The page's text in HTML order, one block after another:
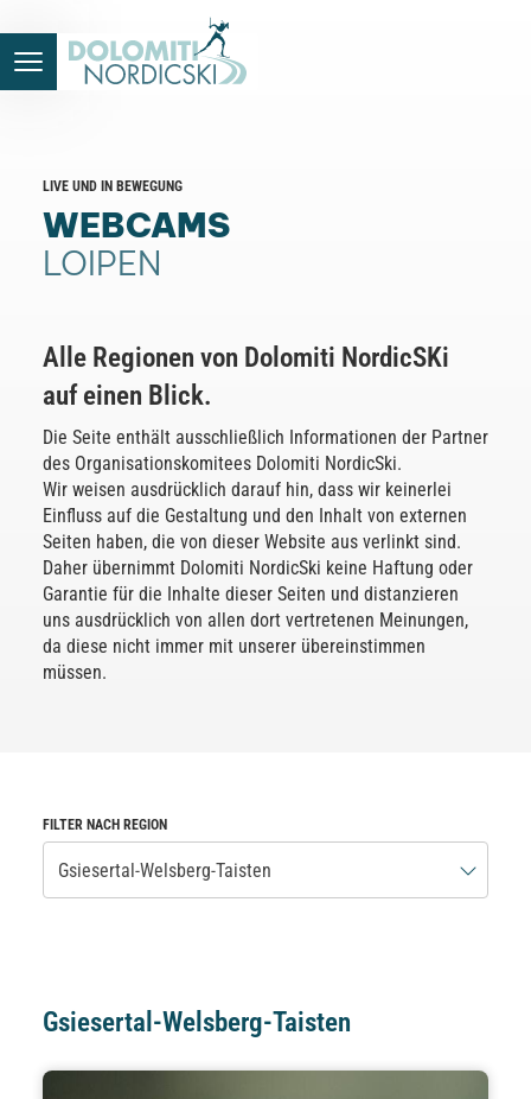
LIVE UND IN BEWEGUNG
WEBCAMS
LOIPEN
Alle Regionen von Dolomiti NordicSKi
auf einen Blick.
Die Seite enthält ausschließlich Informationen der Partner
des Organisationskomitees Dolomiti NordicSki.
Wir weisen ausdrücklich darauf hin, dass wir keinerlei
Einfluss auf die Gestaltung und den Inhalt von externen
Seiten haben, die von dieser Website aus verlinkt sind.
Daher übernimmt Dolomiti NordicSki keine Haftung oder
Garantie für die Inhalte dieser Seiten und distanzieren
uns ausdrücklich von allen dort vertretenen Meinungen,
da diese nicht immer mit unserer übereinstimmen
müssen.
FILTER NACH REGION
Gsiesertal-Welsberg-Taisten
Gsiesertal-Welsberg-Taisten